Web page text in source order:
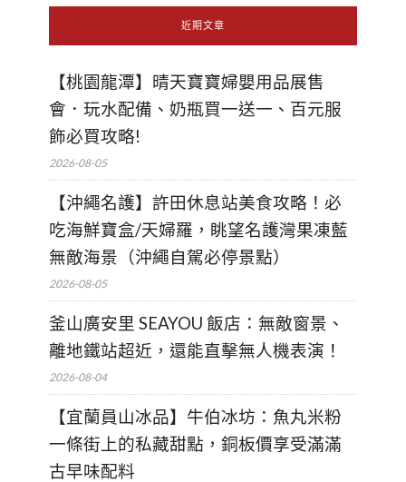
近期文章
【桃園龍潭】晴天寶寶婦嬰用品展售
會．玩水配備、奶瓶買一送一、百元服
飾必買攻略!
2026-08-05
【沖繩名護】許田休息站美食攻略！必
吃海鮮寶盒/天婦羅，眺望名護灣果凍藍
無敵海景（沖繩自駕必停景點）
2026-08-05
釜山廣安里 SEAYOU 飯店：無敵窗景、
離地鐵站超近，還能直擊無人機表演！
2026-08-04
【宜蘭員山冰品】牛伯冰坊：魚丸米粉
一條街上的私藏甜點，銅板價享受滿滿
古早味配料